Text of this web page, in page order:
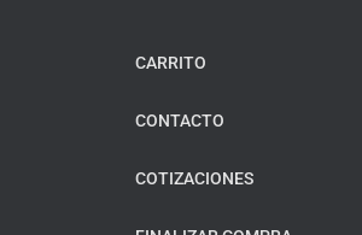
CARRITO
CONTACTO
COTIZACIONES